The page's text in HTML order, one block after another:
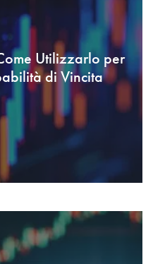
Utilizzarlo per
di Vincita